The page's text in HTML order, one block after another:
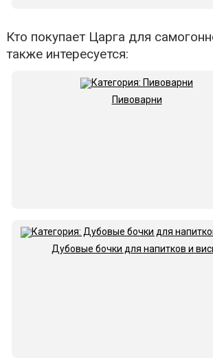
Кто покупает Царга для
также интересуется:
Пивоварни
Дубовые бочки для напитков и